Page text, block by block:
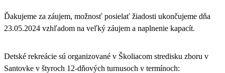
Ďakujeme za záujem, možnosť posielať žiadosti ukončujeme dňa
23.05.2024 vzhľadom na veľký záujem a naplnenie kapacít.
Detské rekreácie sú organizované v Školiacom stredisku zboru v
Santovke v štyroch 12-dňových turnusoch v termínoch: